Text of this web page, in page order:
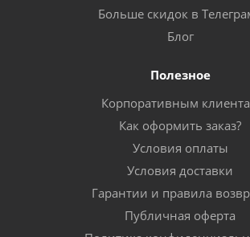
Больше скидок в
Блог
Полезное
Корпоративным
Как оформить заказ?
Условия оплаты
Условия доставки
Гарантии и правила
Публичная оферта